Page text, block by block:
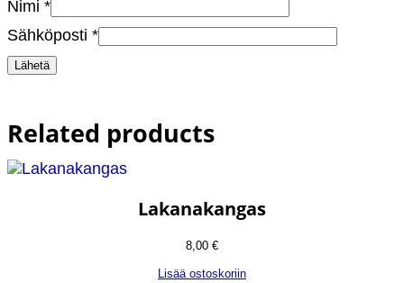
Nimi *
Sähköposti *
Related products
Lakanakangas
8,00 €
Lisää ostoskoriin